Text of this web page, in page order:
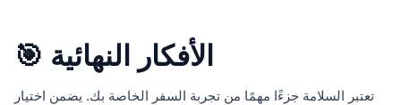
🎯 الأفكار النهائية
تعتبر السلامة جزءًا مهمًا من تجربة السفر الخاصة بك. يضمن اختيار